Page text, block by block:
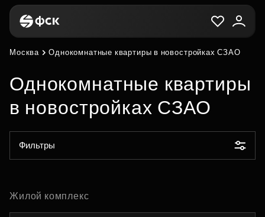
Москва Однокомнатные квартиры в новостройках СЗАО
Однокомнатные квартиры
в новостройках СЗАО
Фильтры
Жилой комплекс